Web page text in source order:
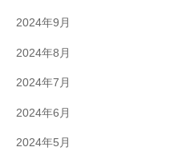
2024年9月
2024年8月
2024年7月
2024年6月
2024年5月